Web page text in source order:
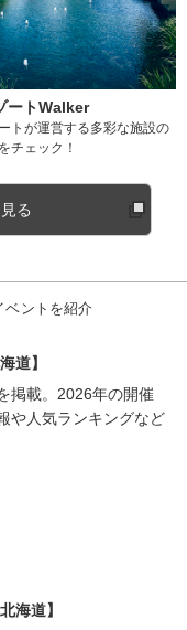
ートWalker
トが運営する多彩な施設の
チェック！
る
ベントを紹介
道】
掲載。2026年の開催
や人気ランキングなど
海道】